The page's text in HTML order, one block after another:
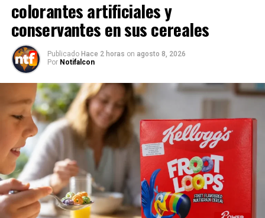
colorantes artificiales y
conservantes en sus cereales
Publicado Hace 2 horas on agosto 8, 2026
Por Notifalcon